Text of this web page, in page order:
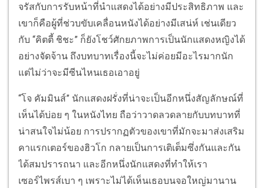
จรัสกับการรับหน้าที่นำแสดงได้อย่างมีประสิทธิภาพ และ
เขาก็คือผู้ที่ช่วบขับเคลื่อนหนังได้อย่างมีเสน่ห์ เช่นเดียว
กับ “คิตตี้ ชิชะ” ก็ยังโชว์ศักยภาพการเป็นนักแสดงหญิงได้
อย่างจัดจ้าน ถึงบทบาทเรื่องนี้จะไม่ค่อยมีอะไรมากนัก
แต่ไม่ว่าจะมีซีนไหนเธอเอาอยู่
“โจ คัมมินส์” นักแสดงฝรั่งที่น่าจะเป็นอีกหนึ่งสัญลักษณ์ที่
เห็นได้บ่อย ๆ ในหนังไทย ถือว่าวาดลวดลายกับบทบาทที่
น่าสนใจไม่น้อย การปรากฏตัวของเขาที่มักจะมาส่งเสริม
คาแรกเตอร์ของฮิวโก กลายเป็นการเติเต็มซึ่งกันและกัน
ได้สมปรารถนา และอีกหนึ่งนักแสดงที่ทำให้เรา
เซอร์ไพรส์เบา ๆ เพราะไม่ได้เห็นเธอบนจอใหญ่มานาน